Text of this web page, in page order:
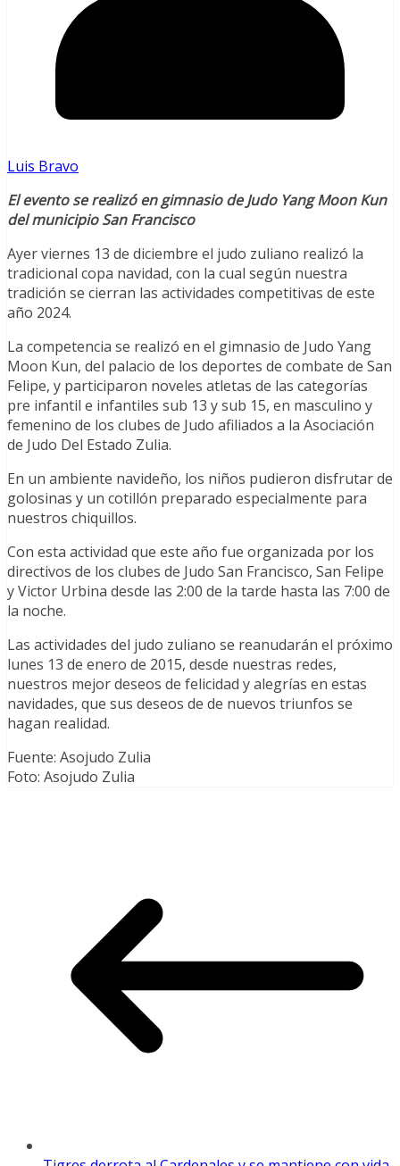
Luis Bravo
El evento se realizó en gimnasio de Judo Yang Moon Kun
del municipio San Francisco
Ayer viernes 13 de diciembre el judo zuliano realizó la
tradicional copa navidad, con la cual según nuestra
tradición se cierran las actividades competitivas de este
año 2024.
La competencia se realizó en el gimnasio de Judo Yang
Moon Kun, del palacio de los deportes de combate de San
Felipe, y participaron noveles atletas de las categorías
pre infantil e infantiles sub 13 y sub 15, en masculino y
femenino de los clubes de Judo afiliados a la Asociación
de Judo Del Estado Zulia.
En un ambiente navideño, los niños pudieron disfrutar de
golosinas y un cotillón preparado especialmente para
nuestros chiquillos.
Con esta actividad que este año fue organizada por los
directivos de los clubes de Judo San Francisco, San Felipe
y Victor Urbina desde las 2:00 de la tarde hasta las 7:00 de
la noche.
Las actividades del judo zuliano se reanudarán el próximo
lunes 13 de enero de 2015, desde nuestras redes,
nuestros mejor deseos de felicidad y alegrías en estas
navidades, que sus deseos de de nuevos triunfos se
hagan realidad.
Fuente: Asojudo Zulia
Foto: Asojudo Zulia